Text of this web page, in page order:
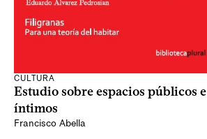
CULTURA
Estudio sobre espacios públicos e
íntimos
Francisco Abella